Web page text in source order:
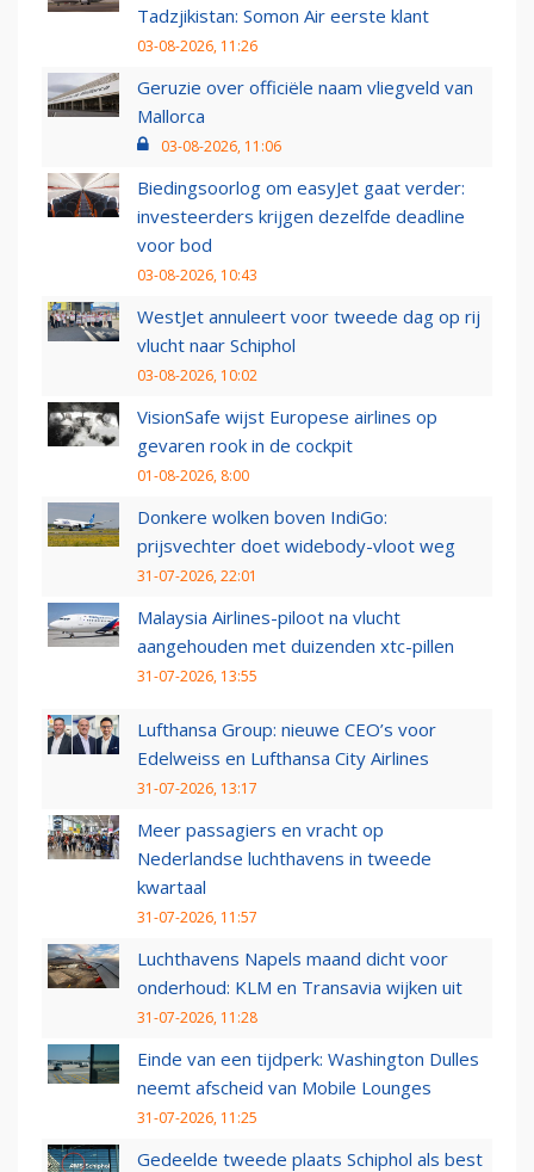
Tadzjikistan: Somon Air eerste klant
03-08-2026, 11:26
Geruzie over officiële naam vliegveld van
Mallorca
03-08-2026, 11:06
Biedingsoorlog om easyJet gaat verder:
investeerders krijgen dezelfde deadline
voor bod
03-08-2026, 10:43
WestJet annuleert voor tweede dag op rij
vlucht naar Schiphol
03-08-2026, 10:02
VisionSafe wijst Europese airlines op
gevaren rook in de cockpit
01-08-2026, 8:00
Donkere wolken boven IndiGo:
prijsvechter doet widebody-vloot weg
31-07-2026, 22:01
Malaysia Airlines-piloot na vlucht
aangehouden met duizenden xtc-pillen
31-07-2026, 13:55
Lufthansa Group: nieuwe CEO’s voor
Edelweiss en Lufthansa City Airlines
31-07-2026, 13:17
Meer passagiers en vracht op
Nederlandse luchthavens in tweede
kwartaal
31-07-2026, 11:57
Luchthavens Napels maand dicht voor
onderhoud: KLM en Transavia wijken uit
31-07-2026, 11:28
Einde van een tijdperk: Washington Dulles
neemt afscheid van Mobile Lounges
31-07-2026, 11:25
Gedeelde tweede plaats Schiphol als best